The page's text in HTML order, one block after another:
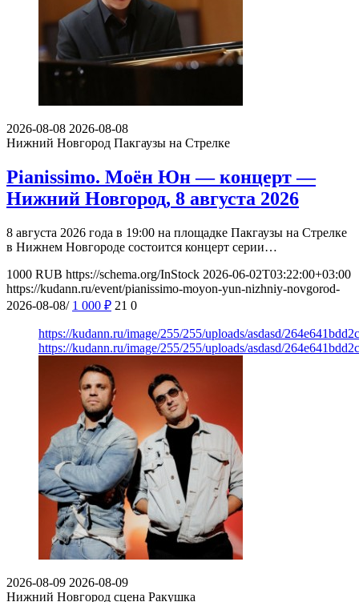
2026-08-08 2026-08-08
Нижний Новгород Пакгаузы на Стрелке
Pianissimo. Моён Юн — концерт —
Нижний Новгород, 8 августа 2026
8 августа 2026 года в 19:00 на площадке Пакгаузы на Стрелке
в Нижнем Новгороде состоится концерт серии…
1000 RUB https://schema.org/InStock 2026-06-02T03:22:00+03:00
https://kudann.ru/event/pianissimo-moyon-yun-nizhniy-novgorod-
2026-08-08/ 1 000 ₽ 21 0
https://kudann.ru/image/255/255/uploads/asdasd/
https://kudann.ru/image/255/255/uploads/asdasd/
2026-08-09 2026-08-09
Нижний Новгород сцена Ракушка